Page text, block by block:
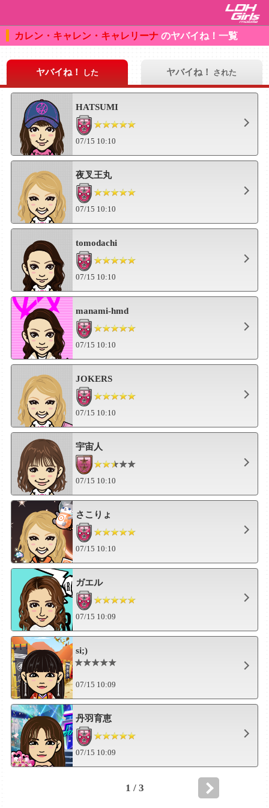
カレン・キャレン・キャレリーナ のヤバイね！一覧
ヤバイね！ した ヤバイね！ された
HATSUMI
07/15 10:10
夜叉王丸
07/15 10:10
tomodachi
07/15 10:10
manami-hmd
07/15 10:10
JOKERS
07/15 10:10
宇宙人
07/15 10:10
さこりょ
07/15 10:10
ガエル
07/15 10:09
si;)
07/15 10:09
丹羽育恵
07/15 10:09
1 / 3